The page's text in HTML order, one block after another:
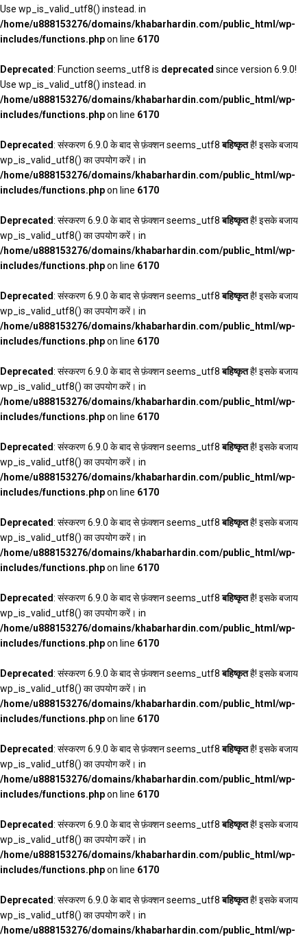
Use wp_is_valid_utf8() instead. in
/home/u888153276/domains/khabarhardin.com/public_html/wp-
includes/functions.phpon line 6170
Deprecated: Function seems_utf8 is deprecated since version 6.9.0!
Use wp_is_valid_utf8() instead. in
/home/u888153276/domains/khabarhardin.com/public_html/wp-
includes/functions.phpon line 6170
Deprecated: संस्करण 6.9.0 के बाद से फ़ंक्शन seems_utf8बहिष्कृतहै! इसके बजाय
wp_is_valid_utf8() का उपयोग करें। in
/home/u888153276/domains/khabarhardin.com/public_html/wp-
includes/functions.phpon line 6170
Deprecated: संस्करण 6.9.0 के बाद से फ़ंक्शन seems_utf8बहिष्कृतहै! इसके बजाय
wp_is_valid_utf8() का उपयोग करें। in
/home/u888153276/domains/khabarhardin.com/public_html/wp-
includes/functions.phpon line 6170
Deprecated: संस्करण 6.9.0 के बाद से फ़ंक्शन seems_utf8बहिष्कृतहै! इसके बजाय
wp_is_valid_utf8() का उपयोग करें। in
/home/u888153276/domains/khabarhardin.com/public_html/wp-
includes/functions.phpon line 6170
Deprecated: संस्करण 6.9.0 के बाद से फ़ंक्शन seems_utf8बहिष्कृतहै! इसके बजाय
wp_is_valid_utf8() का उपयोग करें। in
/home/u888153276/domains/khabarhardin.com/public_html/wp-
includes/functions.phpon line 6170
Deprecated: संस्करण 6.9.0 के बाद से फ़ंक्शन seems_utf8बहिष्कृतहै! इसके बजाय
wp_is_valid_utf8() का उपयोग करें। in
/home/u888153276/domains/khabarhardin.com/public_html/wp-
includes/functions.phpon line 6170
Deprecated: संस्करण 6.9.0 के बाद से फ़ंक्शन seems_utf8बहिष्कृतहै! इसके बजाय
wp_is_valid_utf8() का उपयोग करें। in
/home/u888153276/domains/khabarhardin.com/public_html/wp-
includes/functions.phpon line 6170
Deprecated: संस्करण 6.9.0 के बाद से फ़ंक्शन seems_utf8बहिष्कृतहै! इसके बजाय
wp_is_valid_utf8() का उपयोग करें। in
/home/u888153276/domains/khabarhardin.com/public_html/wp-
includes/functions.phpon line 6170
Deprecated: संस्करण 6.9.0 के बाद से फ़ंक्शन seems_utf8बहिष्कृतहै! इसके बजाय
wp_is_valid_utf8() का उपयोग करें। in
/home/u888153276/domains/khabarhardin.com/public_html/wp-
includes/functions.phpon line 6170
Deprecated: संस्करण 6.9.0 के बाद से फ़ंक्शन seems_utf8बहिष्कृतहै! इसके बजाय
wp_is_valid_utf8() का उपयोग करें। in
/home/u888153276/domains/khabarhardin.com/public_html/wp-
includes/functions.phpon line 6170
Deprecated: संस्करण 6.9.0 के बाद से फ़ंक्शन seems_utf8बहिष्कृतहै! इसके बजाय
wp_is_valid_utf8() का उपयोग करें। in
/home/u888153276/domains/khabarhardin.com/public_html/wp-
includes/functions.phpon line 6170
Deprecated: संस्करण 6.9.0 के बाद से फ़ंक्शन seems_utf8बहिष्कृतहै! इसके बजाय
wp_is_valid_utf8() का उपयोग करें। in
/home/u888153276/domains/khabarhardin.com/public_html/wp-